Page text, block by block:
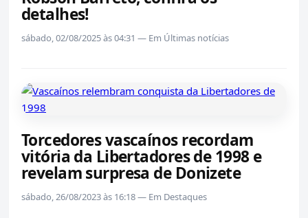
detalhes!
sábado, 02/08/2025 às 04:31 — Em Últimas notícias
Torcedores vascaínos recordam
vitória da Libertadores de 1998 e
revelam surpresa de Donizete
sábado, 26/08/2023 às 16:18 — Em Destaques